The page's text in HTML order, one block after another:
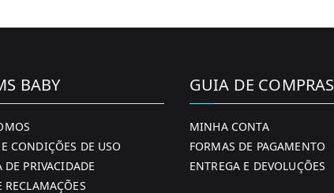
has
The
may
be
chosen
BABY
CONDIÇÕES DE USO
DE PRIVACIDADE
RECLAMAÇÕES
GUIA DE COMPRAS
MINHA CONTA
FORMAS DE PAGAMENTO
ENTREGA E DEVOLUÇÕES